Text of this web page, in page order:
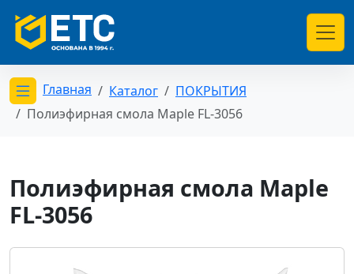
Открыть меню категорий
Главная Каталог
ПОКРЫТИЯ
Полиэфирная смола Maple FL-3056
Полиэфирная смола Maple
FL-3056